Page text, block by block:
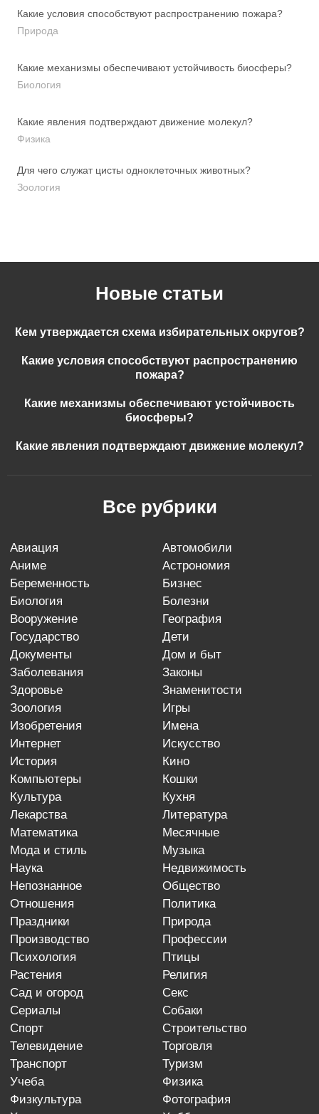
Какие условия способствуют распространению пожара?
Природа
Какие механизмы обеспечивают устойчивость биосферы?
Биология
Какие явления подтверждают движение молекул?
Физика
Для чего служат цисты одноклеточных животных?
Зоология
Новые статьи
Кем утверждается схема избирательных округов?
Какие условия способствуют распространению
пожара?
Какие механизмы обеспечивают устойчивость
биосферы?
Какие явления подтверждают движение молекул?
Все рубрики
авиация
автомобили
аниме
астрономия
беременность
бизнес
биология
болезни
вооружение
география
государство
дети
документы
дом и быт
заболевания
законы
здоровье
знаменитости
зоология
игры
изобретения
имена
интернет
искусство
история
кино
компьютеры
кошки
культура
кухня
лекарства
литература
математика
месячные
мода и стиль
музыка
наука
недвижимость
непознанное
общество
отношения
политика
праздники
природа
производство
профессии
психология
птицы
растения
религия
сад и огород
секс
сериалы
собаки
спорт
строительство
телевидение
торговля
транспорт
туризм
учеба
физика
физкультура
фотография